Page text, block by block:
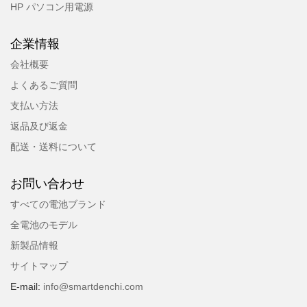
HP パソコン用電源
企業情報
会社概要
よくあるご質問
支払い方法
返品及び返金
配送・送料について
お問い合わせ
すべての電池ブランド
全電池のモデル
新製品情報
サイトマップ
E-mail: info@smartdenchi.com